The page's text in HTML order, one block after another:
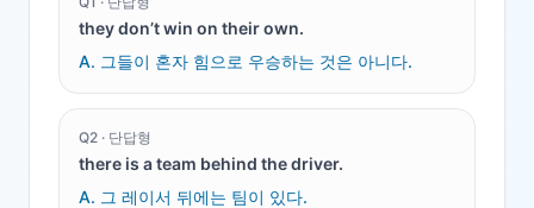
they don’t win on their own.
A. 그들이 혼자 힘으로 우승하는 것은 아니다.
Q2 · 단답형
there is a team behind the driver.
A. 그 레이서 뒤에는 팀이 있다.